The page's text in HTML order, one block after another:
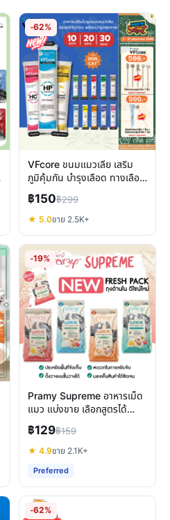
-62%
VFcore ขนมแมวเลีย เสริม
ภูมิคุ้มกัน บำรุงเลือด ทางเลือก
อร่อยเพื่อสุขภาพแมว
฿150฿299
★ 5.0ขาย 2.5K+
-19%
Pramy Supreme อาหารเม็ด
แมว แบ่งขาย เลือกสูตรได้
บำรุงครบทุกช่วงวัย
฿129฿159
★ 4.9ขาย 2.1K+
Preferred
-62%